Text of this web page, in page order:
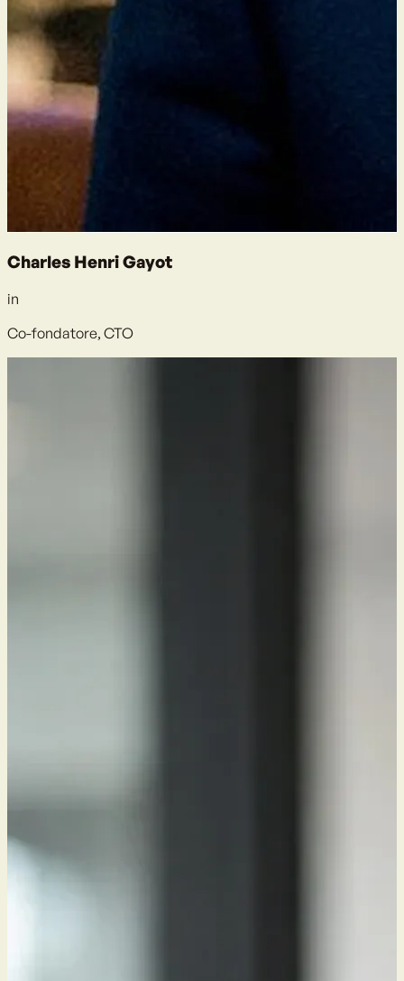
Charles Henri Gayot
in
Co-fondatore, CTO